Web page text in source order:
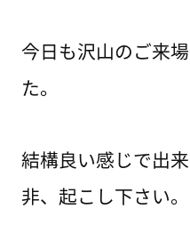
今日も沢山のご来
た。
結構良い感じで出
非、起こし下さい。